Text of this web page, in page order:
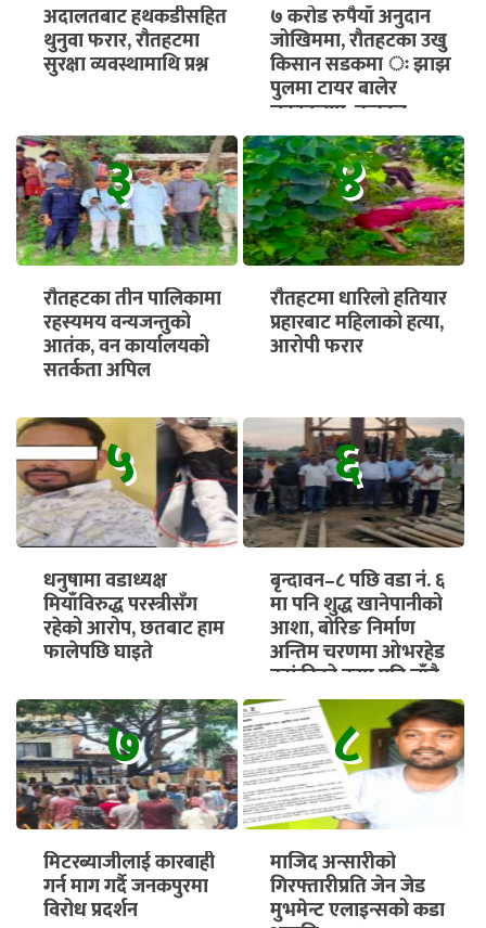
अदालतबाट हथकडीसहित
थुनुवा फरार, रौतहटमा
सुरक्षा व्यवस्थामाथि प्रश्न
७ करोड रुपैयाँ अनुदान
जोखिममा, रौतहटका उखु
किसान सडकमा ः झाझ
पुलमा टायर बालेर
चक्काजाम, तत्काल
भुक्तानी सुनिश्चित गर्न माग
३
रौतहटका तीन पालिकामा
रहस्यमय वन्यजन्तुको
आतंक, वन कार्यालयको
सतर्कता अपिल
४
रौतहटमा धारिलो हतियार
प्रहारबाट महिलाको हत्या,
आरोपी फरार
५
धनुषामा वडाध्यक्ष
मियाँविरुद्ध परस्त्रीसँग
रहेको आरोप, छतबाट हाम
फालेपछि घाइते
६
बृन्दावन–८ पछि वडा नं. ६
मा पनि शुद्ध खानेपानीको
आशा, बोरिङ निर्माण
अन्तिम चरणमा ओभरहेड
ट्यांकीको काम पनि चाँडै
सुरु हुने
७
मिटरब्याजीलाई कारबाही
गर्न माग गर्दै जनकपुरमा
विरोध प्रदर्शन
८
माजिद अन्सारीको
गिरफ्तारीप्रति जेन जेड
मुभमेन्ट एलाइन्सको कडा